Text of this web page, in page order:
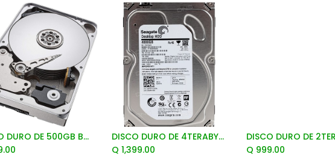
Add to Cart
DISCO DURO DE 500GB B-STOCK
Add to Cart
DISCO DURO DE 4TERABYTES B-STOCK
Q 1,399.00
Add to Cart
Q 999.00